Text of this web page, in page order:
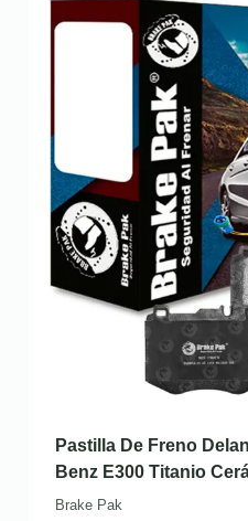
Pastilla De Freno
Benz E300 Titanio
Brake Pak